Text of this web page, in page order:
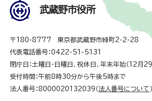
武蔵野市役所
〒180-8777 東京都武蔵野市緑町2-2-28
代表電話番号：0422-51-5131
閉庁日：土曜日・日曜日、祝休日、年末年始（12月
受付時間：午前8時30分から午後5時まで
法人番号：8000020132039（ 法人番号について ）